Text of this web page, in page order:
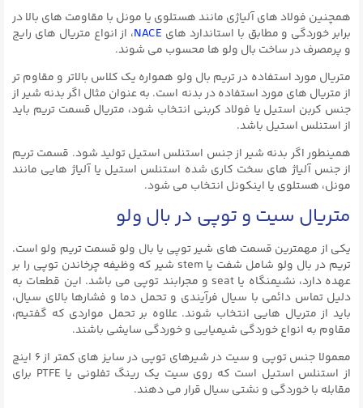
همچنین فولاد های آلیاژی مانند هستلوی یا مونل با مقاومت های بالا در
برابر خوردگی و مطابق با استاندارد های NACE، از انواع متریال های رایج
و پرمصرف در ساخت بال ولو ها محسوب می شوند.
متریال مورد استفاده در تریم بال ولو همواره یک کلاس بالاتر و مقاوم تر
از متریال های مورد استفاده در بدنه است. به عنوان مثال اگر بدنه شیر از
جنس کربن استیل یا فولاد کربنی انتخاب شود، متریال قسمت تریم باید
از استنلس استیل باشد.
همینطور اگر بدنه شیر از جنس استنلس استیل تولید شود. قسمت تریم
از جنس آلیاژ های سخت کاری شده استنلس استیل یا آلیاژ هایی مانند
مونل، هستلوی یا اینکونل انتخاب می شود.
متریال سیت و توپی در بال ولو
یکی از مهمترین قسمت های شیر توپی یا بال ولو قسمت تریم ولو است.
تریم در بال ولو شامل شفت یا stem شیر که وظیفه چرخاندن توپی را بر
عهده دارد، نشیمنگاه یا seat و مجرابند توپی می باشد. این قطعات به
دلیل تماس دائمی با سیال فرآیندی و تحمل دما و فشارها بالای سیال،
باید از متریال هایی انتخاب شوند. علاوه بر تحمل مواردی که گفتیم،
مقاوم به انواع خوردگی شیمیایی و خوردگی سایشی باشند.
معمولا جنس توپی و سیت در شیرهای توپی در سایز های کمتر از ۶ اینچ
از استنلس استیل است که روی سیت یک رینگ تفلونی یا PTFE برای
مقابله با خوردگی و نشتی سیال قرار می دهند.